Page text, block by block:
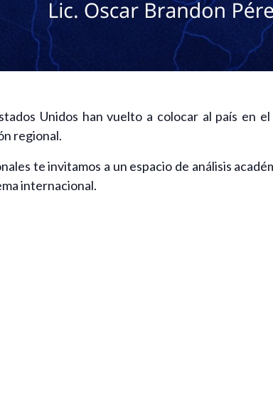
Unidos han vuelto a colocar al país en
regional.
te invitamos a un espacio de análisis
internacional.